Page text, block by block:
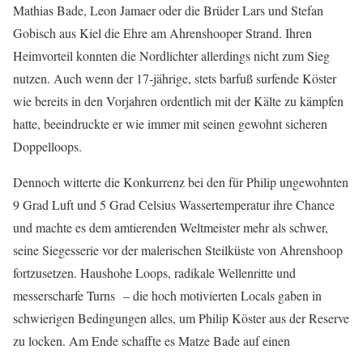
Mathias Bade, Leon Jamaer oder die Brüder Lars und Stefan
Gobisch aus Kiel die Ehre am Ahrenshooper Strand. Ihren
Heimvorteil konnten die Nordlichter allerdings nicht zum Sieg
nutzen. Auch wenn der 17-jährige, stets barfuß surfende Köster
wie bereits in den Vorjahren ordentlich mit der Kälte zu kämpfen
hatte, beeindruckte er wie immer mit seinen gewohnt sicheren
Doppelloops.
Dennoch witterte die Konkurrenz bei den für Philip ungewohnten
9 Grad Luft und 5 Grad Celsius Wassertemperatur ihre Chance
und machte es dem amtierenden Weltmeister mehr als schwer,
seine Siegesserie vor der malerischen Steilküste von Ahrenshoop
fortzusetzen. Haushohe Loops, radikale Wellenritte und
messerscharfe Turns – die hoch motivierten Locals gaben in
schwierigen Bedingungen alles, um Philip Köster aus der Reserve
zu locken. Am Ende schaffte es Matze Bade auf einen